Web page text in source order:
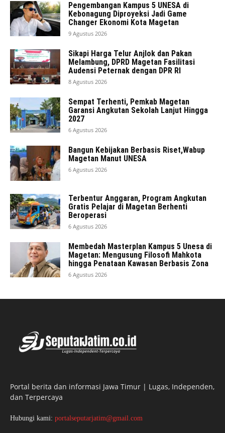
Pengembangan Kampus 5 UNESA di
Kebonagung Diproyeksi Jadi Game
Changer Ekonomi Kota Magetan
9 Agustus 2026
Sikapi Harga Telur Anjlok dan Pakan
Melambung, DPRD Magetan Fasilitasi
Audensi Peternak dengan DPR RI
8 Agustus 2026
Sempat Terhenti, Pemkab Magetan
Garansi Angkutan Sekolah Lanjut Hingga
2027
6 Agustus 2026
Bangun Kebijakan Berbasis Riset,Wabup
Magetan Manut UNESA
6 Agustus 2026
Terbentur Anggaran, Program Angkutan
Gratis Pelajar di Magetan Berhenti
Beroperasi
6 Agustus 2026
Membedah Masterplan Kampus 5 Unesa di
Magetan: Mengusung Filosofi Mahkota
hingga Penataan Kawasan Berbasis Zona
6 Agustus 2026
Portal berita dan informasi Jawa Timur | Lugas, Independen,
dan Terpercaya
Hubungi kami: portalseputarjatim@gmail.com